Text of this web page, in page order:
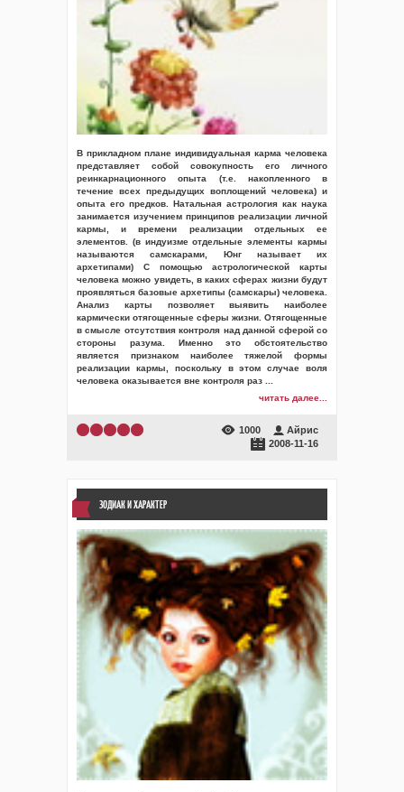
В прикладном плане индивидуальная карма человека
представляет собой совокупность его личного
реинкарнационного опыта (т.е. накопленного в
течение всех предыдущих воплощений человека) и
опыта его предков. Натальная астрология как наука
занимается изучением принципов реализации личной
кармы, и времени реализации отдельных ее
элементов. (в индуизме отдельные элементы кармы
называются самскарами, Юнг называет их
архетипами) С помощью астрологической карты
человека можно увидеть, в каких сферах жизни будут
проявляться базовые архетипы (самскары) человека.
Анализ карты позволяет выявить наиболее
кармически отягощенные сферы жизни. Отягощенные
в смысле отсутствия контроля над данной сферой со
стороны разума. Именно это обстоятельство
является признаком наиболее тяжелой формы
реализации кармы, поскольку в этом случае воля
человека оказывается вне контроля раз
читать далее...
1000
Айрис
2008-11-16
ЗОДИАК И ХАРАКТЕР